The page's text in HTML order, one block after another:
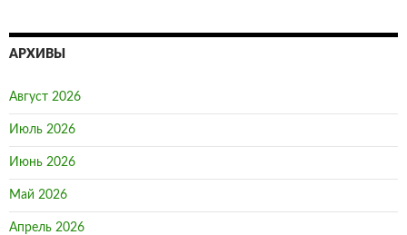
АРХИВЫ
Август 2026
Июль 2026
Июнь 2026
Май 2026
Апрель 2026